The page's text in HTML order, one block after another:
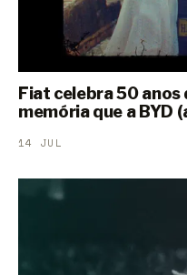
Fiat celebra 50 anos
memória que a BYD
14 JUL